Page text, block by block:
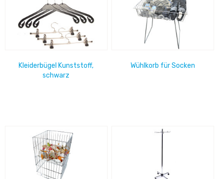
Kleiderbügel Kunststoff,
schwarz
Wühlkorb für Socken